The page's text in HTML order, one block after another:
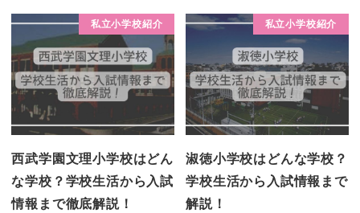
私立小学校紹介
西武学園文理小学校はどん
な学校？学校生活から入試
情報まで徹底解説！
私立小学校紹介
淑徳小学校はどんな学校？
学校生活から入試情報まで
解説！